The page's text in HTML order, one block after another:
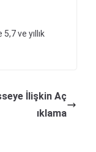
ve yıllık
İlişkin Aç
ıklama